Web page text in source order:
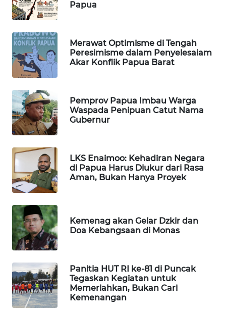
Papua
Merawat Optimisme di Tengah
Peresimisme dalam Penyelesaiam
Akar Konflik Papua Barat
Pemprov Papua Imbau Warga
Waspada Penipuan Catut Nama
Gubernur
LKS Enaimoo: Kehadiran Negara
di Papua Harus Diukur dari Rasa
Aman, Bukan Hanya Proyek
Kemenag akan Gelar Dzkir dan
Doa Kebangsaan di Monas
Panitia HUT RI ke-81 di Puncak
Tegaskan Kegiatan untuk
Memeriahkan, Bukan Cari
Kemenangan
KOPEKLIN
PORTAL
KONSUMEN
FORWAMKI
FORJASIDA
TAMBANG
NEWS
SITUNGIR
NEWS
SIDIKALANG
NEWS
SIBARAGAS